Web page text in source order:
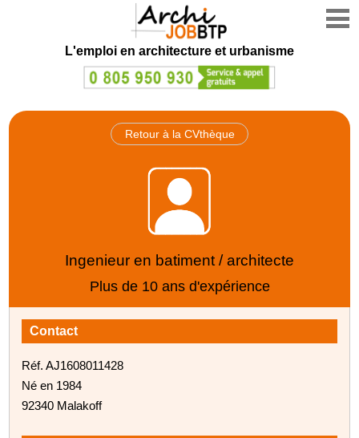
L'emploi en architecture et urbanisme
Retour à la CVthèque
Ingenieur en batiment / architecte
Plus de 10 ans d'expérience
Contact
Réf. AJ1608011428
Né en 1984
92340 Malakoff